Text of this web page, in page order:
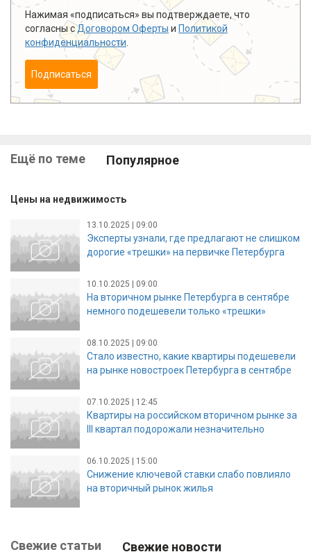
Нажимая «подписаться» вы подтверждаете, что
согласны сДоговором Оферты и Политикой
конфиденциальности
Подписаться
Ещё по теме Популярное
Цены на недвижимость
13.10.2025 | 09:00
Эксперты узнали, где предлагают не слишком
дорогие «трешки» на первичке Петербурга
10.10.2025 | 09:00
На вторичном рынке Петербурга в сентябре
немного подешевели только «трешки»
08.10.2025 | 09:00
Стало известно, какие квартиры подешевели
на рынке новостроек Петербурга в сентябре
07.10.2025 | 12:45
Квартиры на российском вторичном рынке за
III квартал подорожали незначительно
06.10.2025 | 15:00
Снижение ключевой ставки слабо повлияло
на вторичный рынок жилья
Свежие статьи Свежие новости